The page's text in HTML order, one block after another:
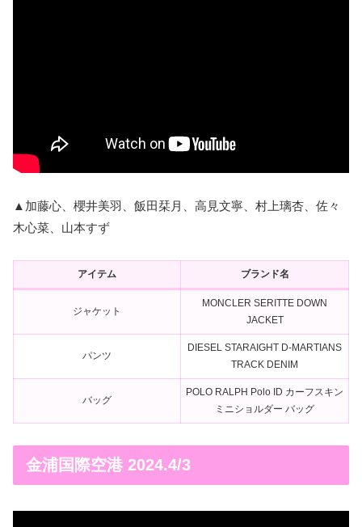
▲加藤心、櫻井美羽、飯田栞月、高見文寧、村上璃杏、佐々
木心菜、山本すず
アイテム ブランド名
ジャケット
MONCLER SERITTE DOWN
JACKET
パンツ
DIESEL STARAIGHT D-MARTIANS
TRACK DENIM
バッグ
POLO RALPH Polo ID カーフスキン
ミニショルダー バッグ
金浦国際空港 2024.4/3